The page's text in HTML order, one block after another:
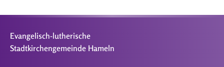
Evangelisch-lutherische
Stadtkirchengemeinde Hameln